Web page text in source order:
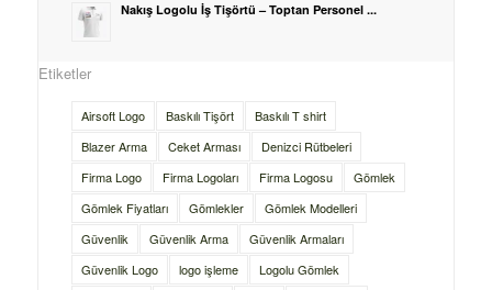
Nakış Logolu İş Tişörtü – Toptan Personel ...
Etiketler
Airsoft Logo Baskılı Tişört
Baskılı T shirt
Blazer Arma
Ceket Arması
Denizci Rütbeleri
Firma Logo
Firma Logoları Firma Logosu
Gömlek
Gömlek Fiyatları
Gömlekler
Gömlek Modelleri
Güvenlik
Güvenlik Arma
Güvenlik Armaları
Güvenlik Logo
logo işleme
Logolu Gömlek